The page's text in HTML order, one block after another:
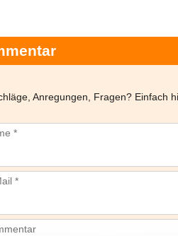
Anregungen, Fragen? Einfach
*
*